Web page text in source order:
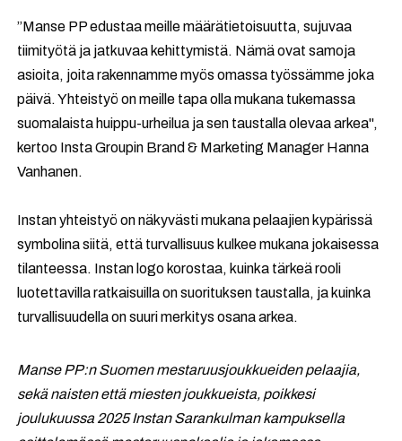
”Manse PP edustaa meille määrätietoisuutta, sujuvaa
tiimityötä ja jatkuvaa kehittymistä. Nämä ovat samoja
asioita, joita rakennamme myös omassa työssämme joka
päivä. Yhteistyö on meille tapa olla mukana tukemassa
suomalaista huippu-urheilua ja sen taustalla olevaa arkea",
kertoo Insta Groupin Brand & Marketing Manager Hanna
Vanhanen.
Instan yhteistyö on näkyvästi mukana pelaajien kypärissä
symbolina siitä, että turvallisuus kulkee mukana jokaisessa
tilanteessa. Instan logo korostaa, kuinka tärkeä rooli
luotettavilla ratkaisuilla on suorituksen taustalla, ja kuinka
turvallisuudella on suuri merkitys osana arkea.
Manse PP:n Suomen mestaruusjoukkueiden pelaajia,
sekä naisten että miesten joukkueista, poikkesi
joulukuussa 2025 Instan Sarankulman kampuksella